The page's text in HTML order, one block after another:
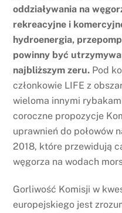
oddziaływania na
rekreacyjne i
hydroenergia,
powinny być
najbliższym zeru. Pod
członkowie LIFE z
wieloma innymi
coroczne propozycje
uprawnień do połowów
2018, które przewidują
węgorza na wodach
Gorliwość Komisji w
europejskiego jest